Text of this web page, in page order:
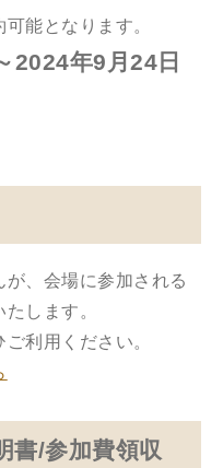
能となります。
2024年9月24日
、会場に参加される
します。
利用ください。
書/参加費領収